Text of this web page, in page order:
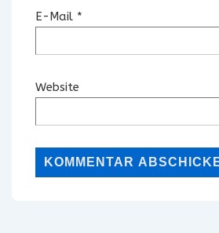
E-Mail *
Website